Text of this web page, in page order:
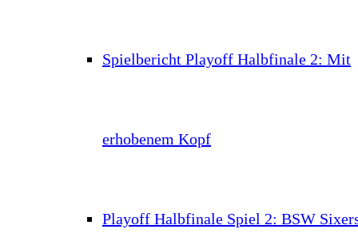
Spielbericht Playoff Halbfinale 2: Mit
erhobenem Kopf
Playoff Halbfinale Spiel 2: BSW